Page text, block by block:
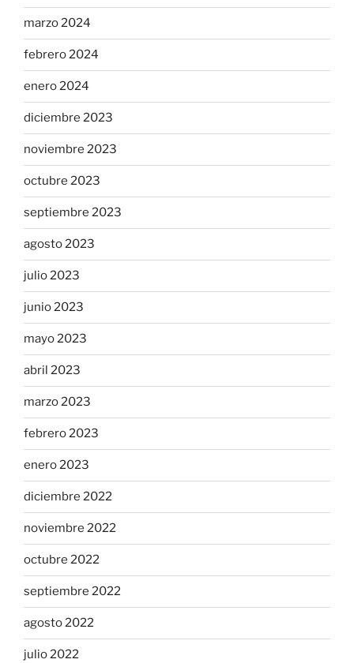
marzo 2024
febrero 2024
enero 2024
diciembre 2023
noviembre 2023
octubre 2023
septiembre 2023
agosto 2023
julio 2023
junio 2023
mayo 2023
abril 2023
marzo 2023
febrero 2023
enero 2023
diciembre 2022
noviembre 2022
octubre 2022
septiembre 2022
agosto 2022
julio 2022